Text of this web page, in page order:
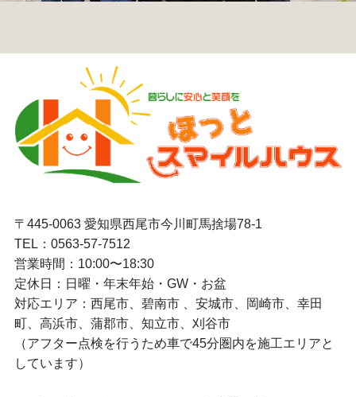
〒445-0063 愛知県西尾市今川町馬捨場78-1
TEL： 0563-57-7512
営業時間：10:00〜18:30
定休日：日曜・年末年始・GW・お盆
対応エリア：西尾市、碧南市 、安城市、岡崎市、幸田
町、高浜市、蒲郡市、知立市、刈谷市
（アフター点検を行うため車で45分圏内を施工エリアと
しています）